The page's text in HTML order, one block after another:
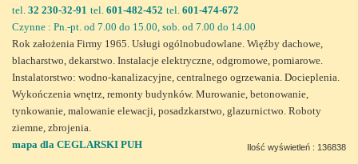
tel. 32 230-32-91 tel. 601-482-452 tel. 601-474-672
Czynne : Pn.-pt. od 7.00 do 15.00, sob. od 7.00 do 14.00
Rok założenia Firmy 1965. Usługi ogólnobudowlane. Więźby dachowe,
blacharstwo, dekarstwo. Instalacje elektryczne, odgromowe, pomiarowe.
Instalatorstwo: wodno-kanalizacyjne, centralnego ogrzewania. Docieplenia.
Wykończenia wnętrz, remonty budynków. Murowanie, betonowanie,
tynkowanie, malowanie elewacji, posadzkarstwo, glazurnictwo. Roboty
ziemne, zbrojenia.
mapa dla CEGLARSKI PUH
Ilość wyświetleń : 136838